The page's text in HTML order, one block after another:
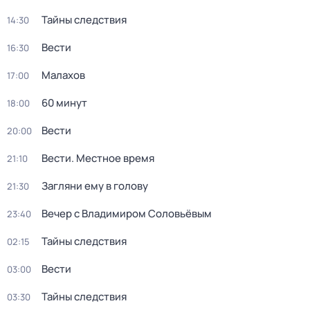
14:30 Тайны следствия
16:30 Вести
17:00 Малахов
18:00 60 минут
20:00 Вести
21:10 Вести. Местное время
21:30 Загляни ему в голову
23:40 Вечер с Владимиром Соловьёвым
02:15 Тайны следствия
03:00 Вести
03:30 Тайны следствия